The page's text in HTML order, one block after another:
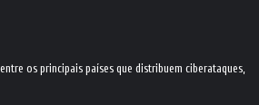
os principais países que distribuem ciberataques,